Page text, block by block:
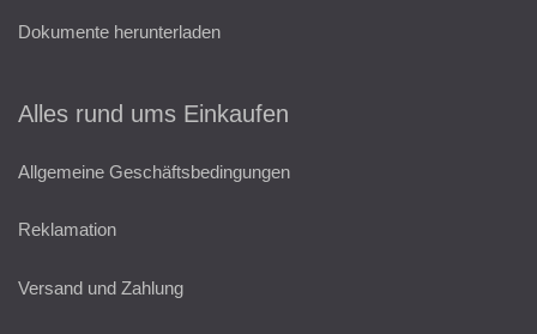
Dokumente herunterladen
Alles rund ums Einkaufen
Allgemeine Geschäftsbedingungen
Reklamation
Versand und Zahlung